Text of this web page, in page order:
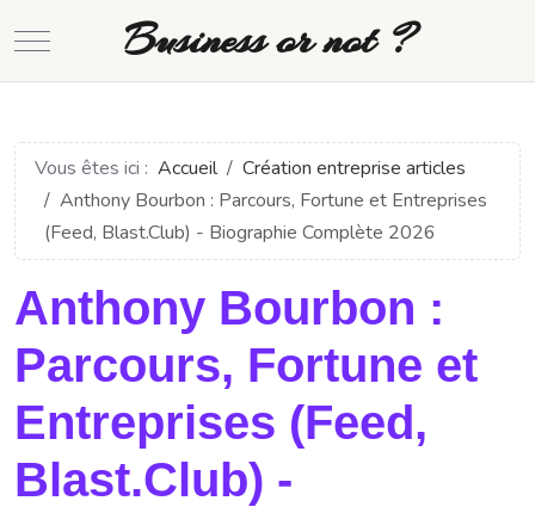
Mobile Menu ToggleBusiness or not ?
Vous êtes ici : Accueil
Création entreprise articles
Anthony Bourbon : Parcours, Fortune et Entreprises
(Feed, Blast.Club) - Biographie Complète 2026
Anthony Bourbon :
Parcours, Fortune et
Entreprises (Feed,
Blast.Club) -